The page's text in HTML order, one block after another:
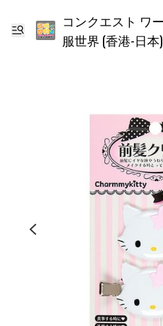
コンクエスト ワールド 征
服世界 (香港-日本)